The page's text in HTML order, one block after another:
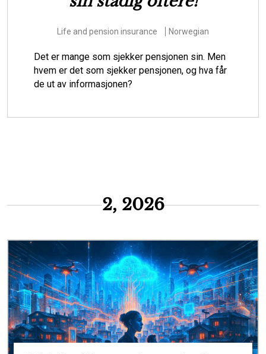
hjælpe borgere i
Environmental issuesRisk Danish
oversvømmer huse, infrastruktur og andre
2, 2026